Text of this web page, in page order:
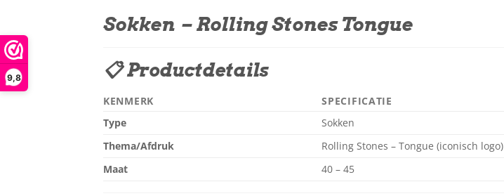
9,8
Sokken – Rolling Stones Tongue
📋 Productdetails
KENMERK
SPECIFICATIE
Type
Sokken
Thema/Afdruk
Rolling Stones – Tongue (iconisch logo)
Maat
40 – 45